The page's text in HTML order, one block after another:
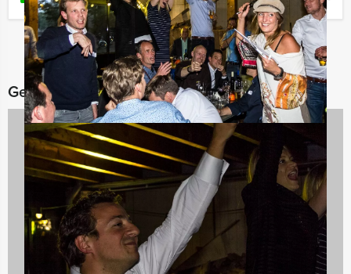
Gerelateerde categorieën
Avondarrangementen
846 uitjes